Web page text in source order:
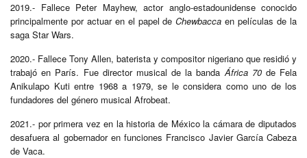
2019.- Fallece Peter Mayhew, actor anglo-estadounidense conocido
principalmente por actuar en el papel deChewbaccaen películas de la
saga Star Wars.
2020.- Fallece Tony Allen, baterista y compositor nigeriano que residió y
trabajó en París. Fue director musical de la bandaÁfrica 70de Fela
Anikulapo Kuti entre 1968 a 1979, se le considera como uno de los
fundadores del género musical Afrobeat.
2021.- por primera vez en la historia de México la cámara de diputados
desafuera al gobernador en funciones Francisco Javier García Cabeza
de Vaca.